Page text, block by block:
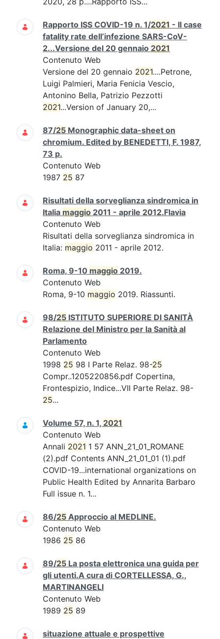
Rapporto ISS COVID-19 n. 1/2021 - Il case
fatality rate dell’infezione SARS-CoV-
2...Versione del 20 gennaio 2021
Contenuto Web
Versione del 20 gennaio 2021....Petrone,
Luigi Palmieri, Maria Fenicia Vescio,
Antonino Bella, Patrizio Pezzotti
2021...Version of January 20,...
87/25 Monographic data-sheet on
chromium. Edited by BENEDETTI, F. 1987,
73 p.
Contenuto Web
1987 25 87
Risultati della sorveglianza sindromica in
Italia maggio 2011 - aprile 2012.Flavia
Contenuto Web
Risultati della sorveglianza sindromica in
Italia: maggio 2011 - aprile 2012.
Roma, 9-10 maggio 2019.
Contenuto Web
Roma, 9-10 maggio 2019. Riassunti.
98/25 ISTITUTO SUPERIORE DI SANITÀ
Relazione del Ministro per la Sanità al
Parlamento
Contenuto Web
1998 25 98 I Parte Relaz. 98-25
Compr..1205220856.pdf Copertina,
Frontespizio, Indice...VII Parte Relaz. 98-
25...
Volume 57, n. 1, 2021
Contenuto Web
Annali 2021 1 57 ANN_21_01_ROMANE
(2).pdf Contents ANN_21_01_01 (1).pdf
COVID-19...international organizations on
Public Health Edited by Annarita Barbaro
Full issue n. 1...
86/25 Approccio al MEDLINE.
Contenuto Web
1986 25 86
89/25 La posta elettronica una guida per
gli utenti.A cura di CORTELLESSA, G.,
MARTINANGELI
Contenuto Web
1989 25 89
situazione attuale e prospettive